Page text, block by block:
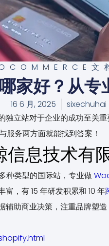
文
家好？从专
16 6 月, 2025
sixechuhai
独立站对于企业的成功至关
服务两方面就能找到答案！
息技术有
种类型的国际站，专业做
富，有 15 年研发积累和 10 年
助商业决策，注重品牌塑